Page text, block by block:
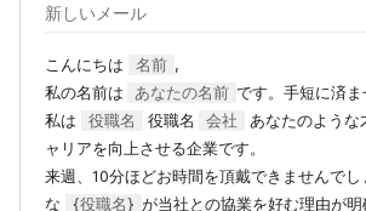
新しいメール
こんにちは 名前 ,
私の名前は
あなたの名前 です。手短に済ま
私は
役職名 役職名 会社
あなたのような
ャリアを向上させる企業です。
来週、10分ほどお時間を頂戴できませんでし
な
{役職名} が当社との協業を好む理由が